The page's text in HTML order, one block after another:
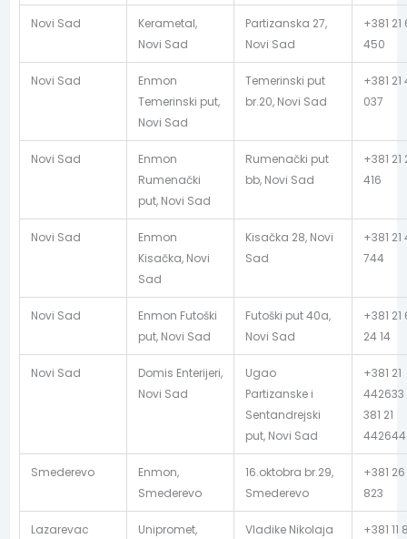
Novi Sad
Kerametal,
Novi Sad
Partizanska 27,
Novi Sad
+381 21
450
Novi Sad
Enmon
Temerinski put,
Novi Sad
Temerinski put
br.20, Novi Sad
+381 21
037
Novi Sad
Enmon
Rumenački
put, Novi Sad
Rumenački put
bb, Novi Sad
+381 21
416
Novi Sad
Enmon
Kisačka, Novi
Sad
Kisačka 28, Novi
Sad
+381 21
744
Novi Sad
Enmon Futoški
put, Novi Sad
Futoški put 40a,
Novi Sad
+381 21
24 14
Novi Sad
Domis Enterijeri,
Novi Sad
Ugao
Partizanske i
Sentandrejski
put, Novi Sad
+381 21
381 21
442644
Smederevo
Enmon,
Smederevo
16.oktobra br.29,
Smederevo
+381
823
Lazarevac
Unipromet,
Vladike Nikolaja
+381 11